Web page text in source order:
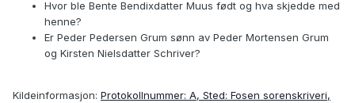
Hvor ble Bente Bendixdatter Muus født og hva skjedde med
henne?
Er Peder Pedersen Grum sønn av Peder Mortensen Grum
og Kirsten Nielsdatter Schriver?
Kildeinformasjon: Protokollnummer: A, Sted: Fosen sorenskriveri,